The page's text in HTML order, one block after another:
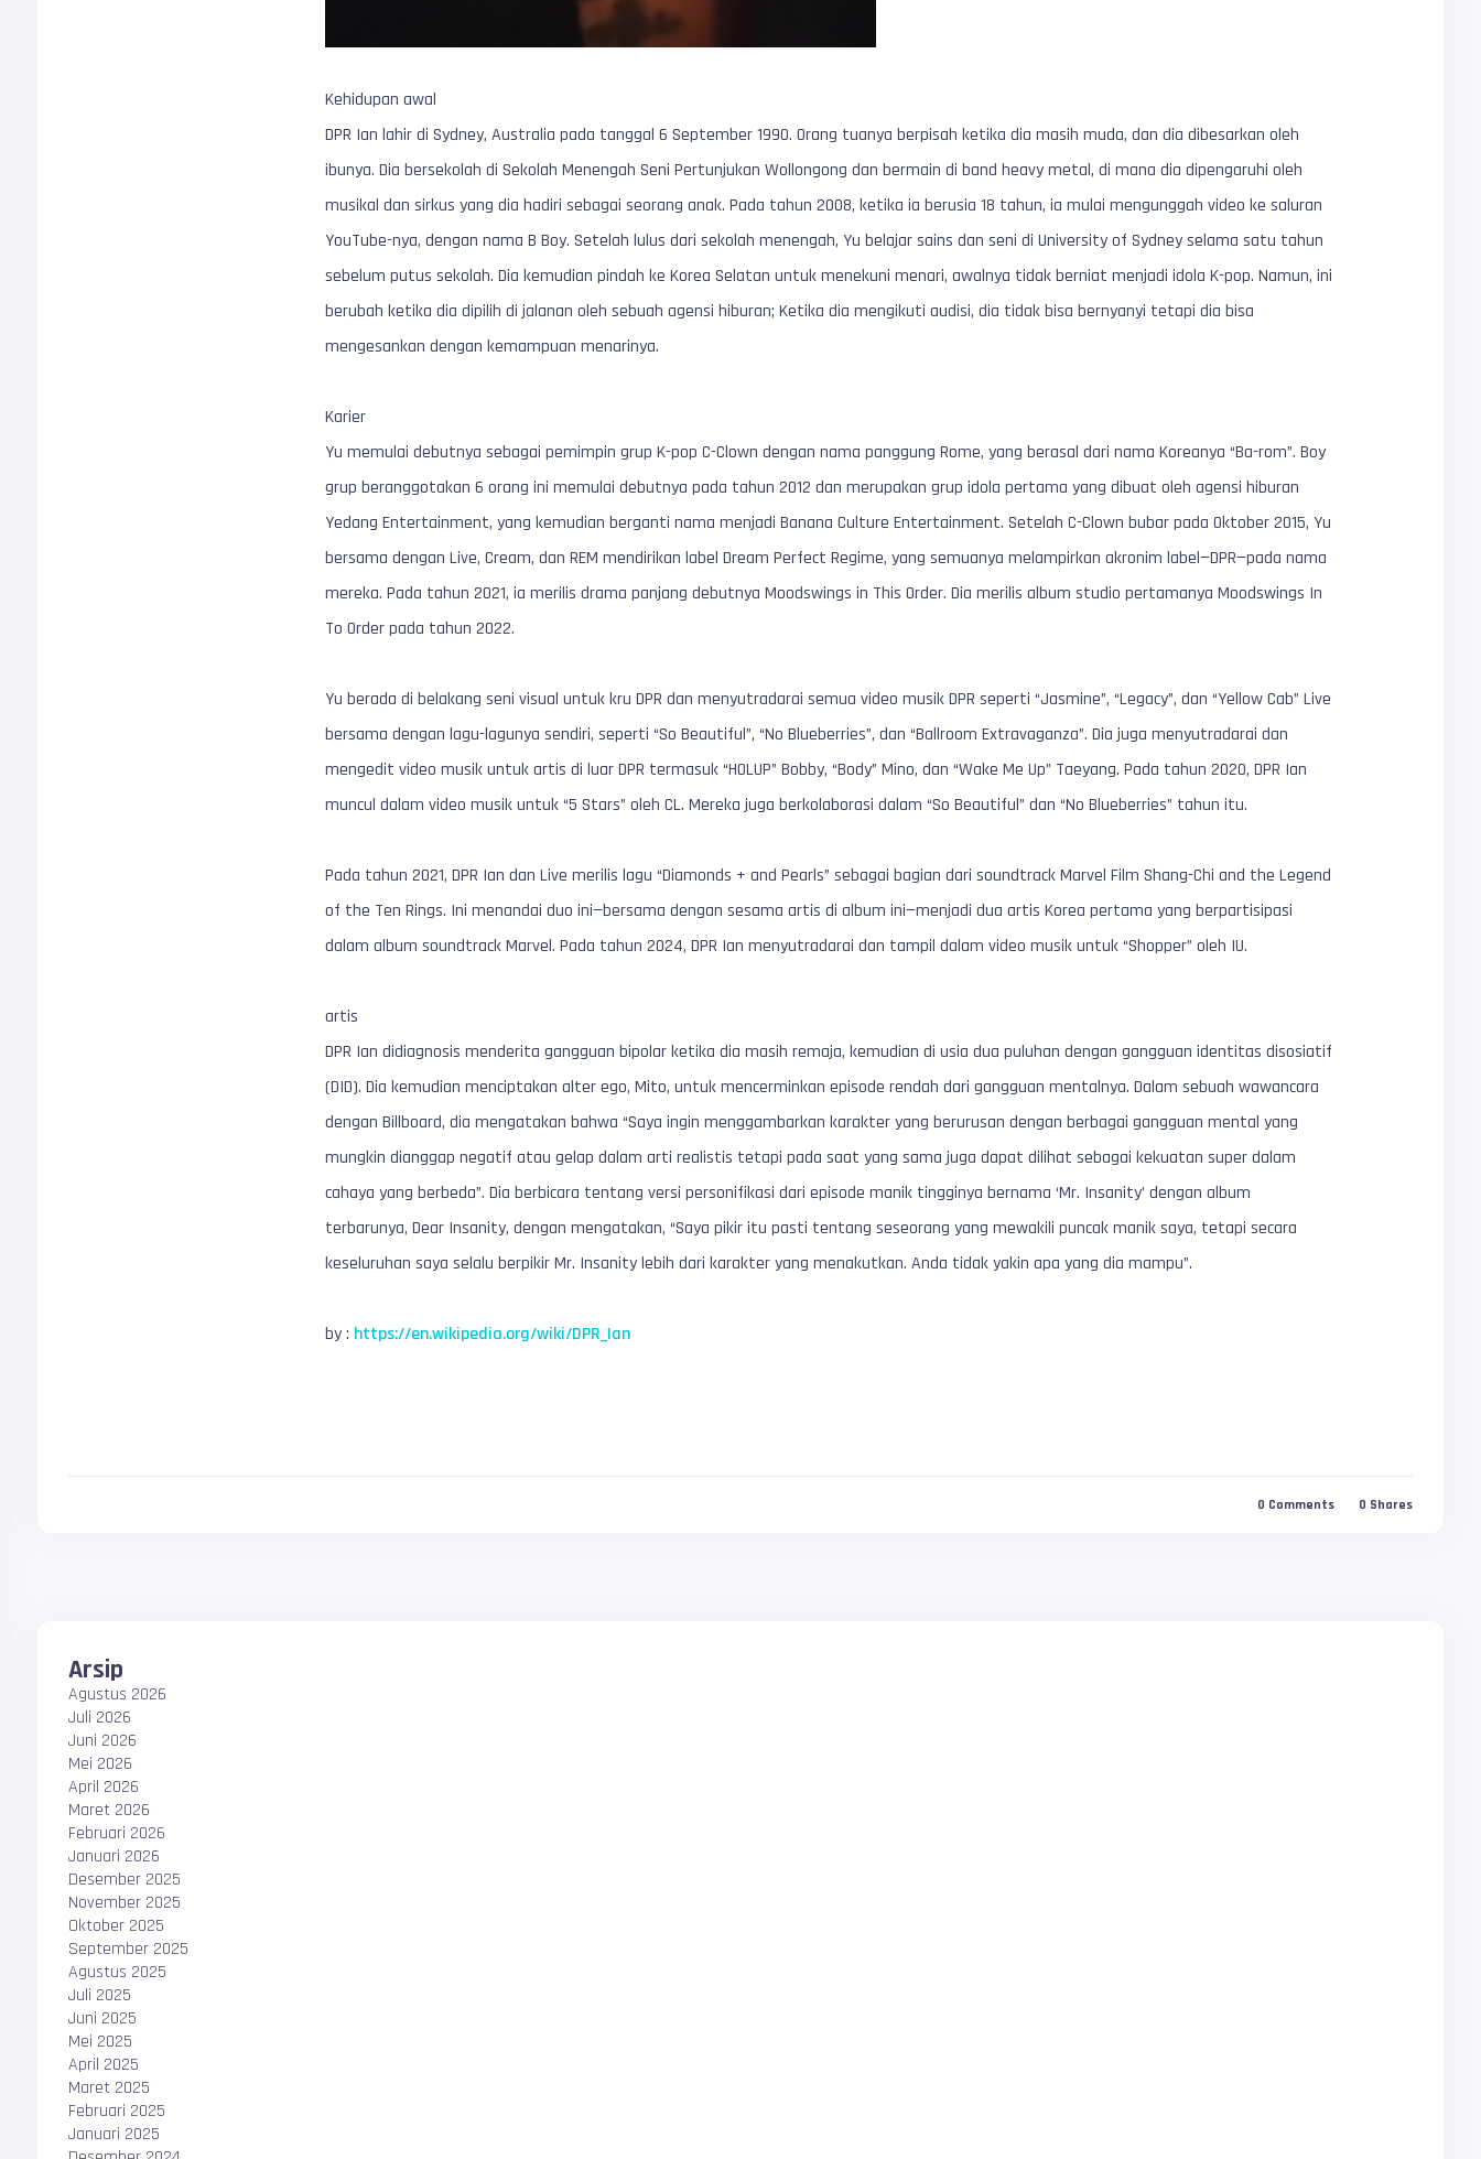
Kehidupan awal
DPR Ian lahir di Sydney, Australia pada tanggal 6 September 1990. Orang tuanya berpisah ketika dia masih muda, dan dia dibesarkan oleh
ibunya. Dia bersekolah di Sekolah Menengah Seni Pertunjukan Wollongong dan bermain di band heavy metal, di mana dia dipengaruhi oleh
musikal dan sirkus yang dia hadiri sebagai seorang anak. Pada tahun 2008, ketika ia berusia 18 tahun, ia mulai mengunggah video ke saluran
YouTube-nya, dengan nama B Boy. Setelah lulus dari sekolah menengah, Yu belajar sains dan seni di University of Sydney selama satu tahun
sebelum putus sekolah. Dia kemudian pindah ke Korea Selatan untuk menekuni menari, awalnya tidak berniat menjadi idola K-pop. Namun, ini
berubah ketika dia dipilih di jalanan oleh sebuah agensi hiburan; Ketika dia mengikuti audisi, dia tidak bisa bernyanyi tetapi dia bisa
mengesankan dengan kemampuan menarinya.
Karier
Yu memulai debutnya sebagai pemimpin grup K-pop C-Clown dengan nama panggung Rome, yang berasal dari nama Koreanya “Ba-rom”. Boy
grup beranggotakan 6 orang ini memulai debutnya pada tahun 2012 dan merupakan grup idola pertama yang dibuat oleh agensi hiburan
Yedang Entertainment, yang kemudian berganti nama menjadi Banana Culture Entertainment. Setelah C-Clown bubar pada Oktober 2015, Yu
bersama dengan Live, Cream, dan REM mendirikan label Dream Perfect Regime, yang semuanya melampirkan akronim label—DPR—pada nama
mereka. Pada tahun 2021, ia merilis drama panjang debutnya Moodswings in This Order. Dia merilis album studio pertamanya Moodswings In
To Order pada tahun 2022.
Yu berada di belakang seni visual untuk kru DPR dan menyutradarai semua video musik DPR seperti “Jasmine”, “Legacy”, dan “Yellow Cab” Live
bersama dengan lagu-lagunya sendiri, seperti “So Beautiful”, “No Blueberries”, dan “Ballroom Extravaganza”. Dia juga menyutradarai dan
mengedit video musik untuk artis di luar DPR termasuk “HOLUP” Bobby, “Body” Mino, dan “Wake Me Up” Taeyang. Pada tahun 2020, DPR Ian
muncul dalam video musik untuk “5 Stars” oleh CL. Mereka juga berkolaborasi dalam “So Beautiful” dan “No Blueberries” tahun itu.
Pada tahun 2021, DPR Ian dan Live merilis lagu “Diamonds + and Pearls” sebagai bagian dari soundtrack Marvel Film Shang-Chi and the Legend
of the Ten Rings. Ini menandai duo ini—bersama dengan sesama artis di album ini—menjadi dua artis Korea pertama yang berpartisipasi
dalam album soundtrack Marvel. Pada tahun 2024, DPR Ian menyutradarai dan tampil dalam video musik untuk “Shopper” oleh IU.
artis
DPR Ian didiagnosis menderita gangguan bipolar ketika dia masih remaja, kemudian di usia dua puluhan dengan gangguan identitas disosiatif
(DID). Dia kemudian menciptakan alter ego, Mito, untuk mencerminkan episode rendah dari gangguan mentalnya. Dalam sebuah wawancara
dengan Billboard, dia mengatakan bahwa “Saya ingin menggambarkan karakter yang berurusan dengan berbagai gangguan mental yang
mungkin dianggap negatif atau gelap dalam arti realistis tetapi pada saat yang sama juga dapat dilihat sebagai kekuatan super dalam
cahaya yang berbeda”. Dia berbicara tentang versi personifikasi dari episode manik tingginya bernama ‘Mr. Insanity’ dengan album
terbarunya, Dear Insanity, dengan mengatakan, “Saya pikir itu pasti tentang seseorang yang mewakili puncak manik saya, tetapi secara
keseluruhan saya selalu berpikir Mr. Insanity lebih dari karakter yang menakutkan. Anda tidak yakin apa yang dia mampu”.
by : https://en.wikipedia.org/wiki/DPR_Ian
0 Comments 0 Shares
Arsip
Agustus 2026
Juli 2026
Juni 2026
Mei 2026
April 2026
Maret 2026
Februari 2026
Januari 2026
Desember 2025
November 2025
Oktober 2025
September 2025
Agustus 2025
Juli 2025
Juni 2025
Mei 2025
April 2025
Maret 2025
Februari 2025
Januari 2025